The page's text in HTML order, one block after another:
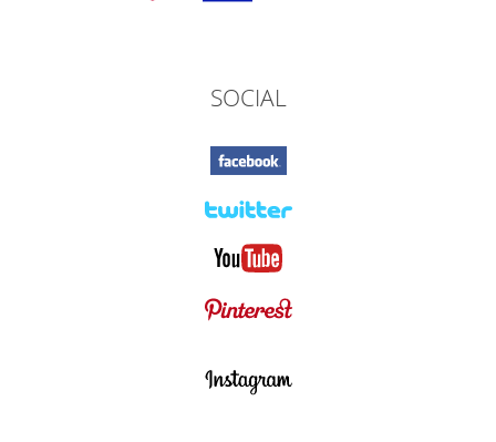
SOCIAL